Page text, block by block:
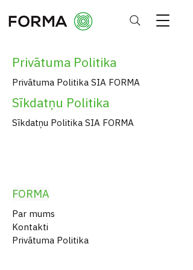
Privātuma Politika
Privātuma Politika SIA FORMA
Sīkdatņu Politika
Sīkdatņu Politika SIA FORMA
FORMA
Par mums
Kontakti
Privātuma Politika